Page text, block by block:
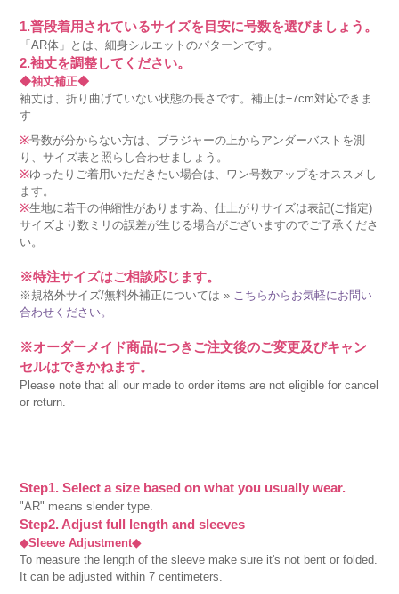
1.普段着用されているサイズを目安に号数を選びましょう。
「AR体」とは、細身シルエットのパターンです。
2.袖丈を調整してください。
◆袖丈補正◆
袖丈は、折り曲げていない状態の長さです。補正は±7cm対応できま
す
※号数が分からない方は、ブラジャーの上からアンダーバストを測
り、サイズ表と照らし合わせましょう。
※ゆったりご着用いただきたい場合は、ワン号数アップをオススメし
ます。
※生地に若干の伸縮性があります為、仕上がりサイズは表記(ご指定)
サイズより数ミリの誤差が生じる場合がございますのでご了承くださ
い。
※特注サイズはご相談応じます。
※規格外サイズ/無料外補正については » こちらからお気軽にお問い
合わせください。
※オーダーメイド商品につきご注文後のご変更及びキャン
セルはできかねます。
Please note that all our made to order items are not eligible for cancel
or return.
Step1. Select a size based on what you usually wear.
"AR" means slender type.
Step2. Adjust full length and sleeves
◆Sleeve Adjustment◆
To measure the length of the sleeve make sure it's not bent or folded.
It can be adjusted within 7 centimeters.